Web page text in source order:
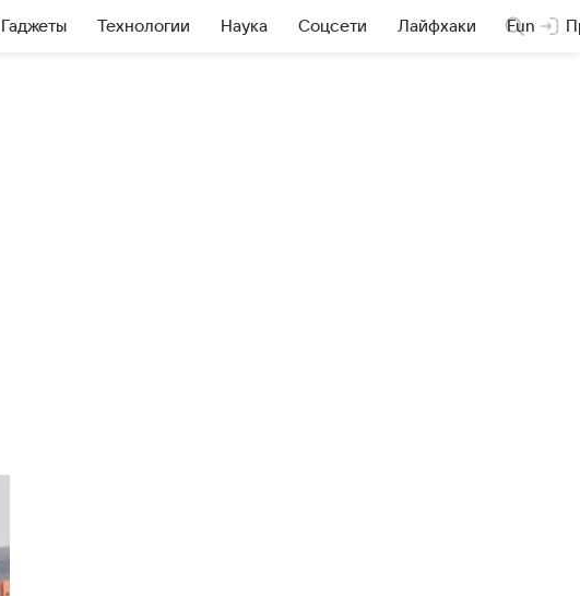
Гаджеты Технологии Наука Соцсети Лайфхаки Fun